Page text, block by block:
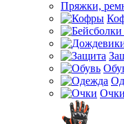
Пряжки,
Очки